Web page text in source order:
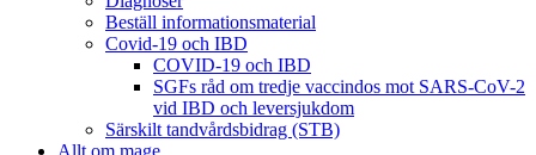
Beställ informationsmaterial
Covid-19 och IBD
COVID-19 och IBD
SGFs råd om tredje vaccindos mot SARS-CoV-2
vid IBD och leversjukdom
Särskilt tandvårdsbidrag (STB)
Allt om mage